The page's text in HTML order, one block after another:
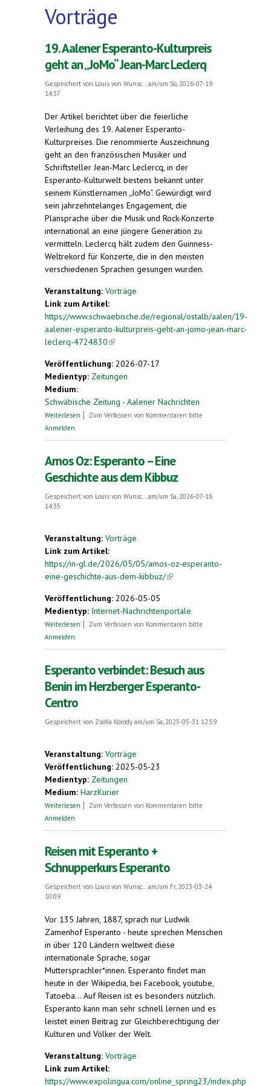
Vorträge
19. Aalener Esperanto-Kulturpreis
geht an „JoMo“ Jean-Marc Leclerq
Gespeichert von Louis von Wunsc...
am/um So, 2026-07-19
14:37
Der Artikel berichtet über die feierliche
Verleihung des 19. Aalener Esperanto-
Kulturpreises. Die renommierte Auszeichnung
geht an den französischen Musiker und
Schriftsteller Jean-Marc Leclercq, in der
Esperanto-Kulturwelt bestens bekannt unter
seinem Künstlernamen „JoMo“. Gewürdigt wird
sein jahrzehntelanges Engagement, die
Plansprache über die Musik und Rock-Konzerte
international an eine jüngere Generation zu
vermitteln. Leclercq hält zudem den Guinness-
Weltrekord für Konzerte, die in den meisten
verschiedenen Sprachen gesungen wurden.
Veranstaltung: Vorträge
Link zum Artikel:
https://www.schwaebische.de/regional/ostalb/aalen/19-
aalener-esperanto-kulturpreis-geht-an-jomo-jean-marc-
leclerq-4724830(link is external)
Veröffentlichung: 2026-07-17
Medientyp: Zeitungen
Medium:
Schwäbische Zeitung - Aalener Nachrichten
Weiterlesen über 19. Aalener Esperanto-Kulturpreis geht an
Zum Verfassen von Kommentaren bitte
Anmelden
Amos Oz: Esperanto – Eine
Geschichte aus dem Kibbuz
Gespeichert von Louis von Wunsc...
am/um Sa, 2026-07-18
14:35
Veranstaltung: Vorträge
Link zum Artikel:
https://in-gl.de/2026/05/05/amos-oz-esperanto-
eine-geschichte-aus-dem-kibbuz/(link is external)
Veröffentlichung: 2026-05-05
Medientyp: Internet-Nachrichtenportale
Weiterlesen über Amos Oz: Esperanto – Eine Geschichte aus
Zum Verfassen von Kommentaren bitte
Anmelden
Esperanto verbindet: Besuch aus
Benin im Herzberger Esperanto-
Centro
Gespeichert von Zsófia Kóródy am/um Sa, 2025-05-31 12:59
Veranstaltung: Vorträge
Veröffentlichung: 2025-05-23
Medientyp: Zeitungen
Medium: HarzKurier
Weiterlesen über Esperanto verbindet: Besuch aus Benin im
Zum Verfassen von Kommentaren bitte
Anmelden
Reisen mit Esperanto +
Schnupperkurs Esperanto
Gespeichert von Louis von Wunsc...
am/um Fr, 2023-03-24
10:09
Vor 135 Jahren, 1887, sprach nur Ludwik
Zamenhof Esperanto - heute sprechen Menschen
in über 120 Ländern weltweit diese
internationale Sprache, sogar
Muttersprachler*innen. Esperanto findet man
heute in der Wikipedia, bei Facebook, youtube,
Tatoeba... Auf Reisen ist es besonders nützlich.
Esperanto kann man sehr schnell lernen und es
leistet einen Beitrag zur Gleichberechtigung der
Kulturen und Völker der Welt.
Veranstaltung: Vorträge
Link zum Artikel:
https://www.expolingua.com/online_spring23/index.php